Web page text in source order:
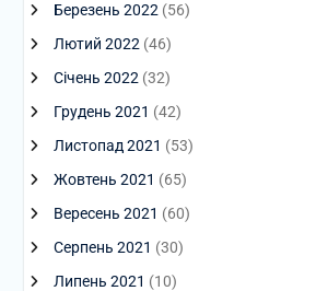
Березень 2022 (56)
Лютий 2022 (46)
Січень 2022 (32)
Грудень 2021 (42)
Листопад 2021 (53)
Жовтень 2021 (65)
Вересень 2021 (60)
Серпень 2021 (30)
Липень 2021 (10)